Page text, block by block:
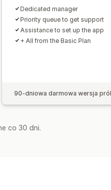
Dedicated manager
Priority queue to get support
Assistance to set up the app
+ All from the Basic Plan
90-dniowa darmowa wersja
co 30 dni.